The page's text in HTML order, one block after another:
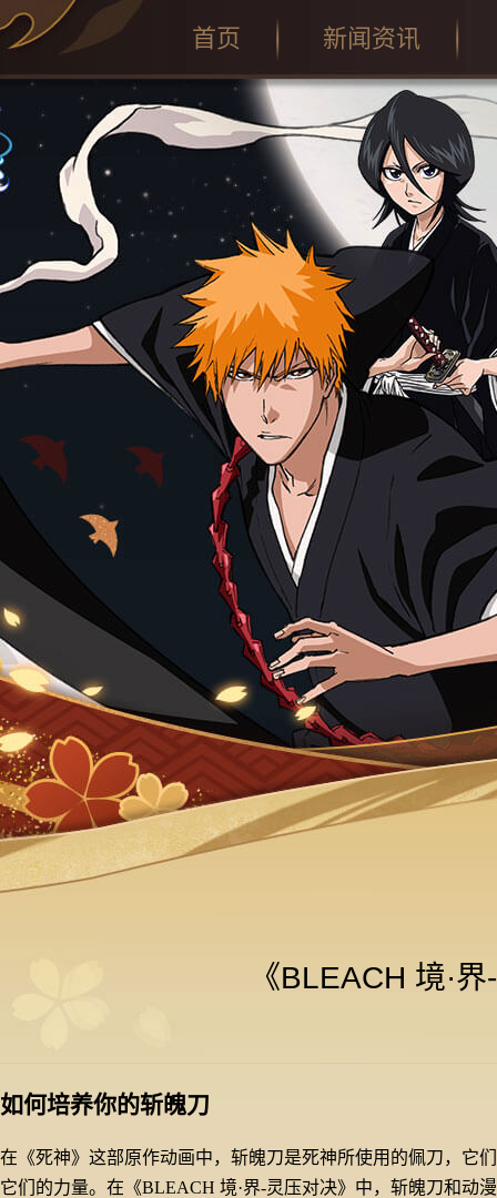
首页 新闻资讯
《BLEACH 境·
如何培养你的斩魄刀
在《死神》这部原作动画中，斩魄刀是死神所使用的佩刀，它
它们的力量。在《BLEACH 境·界-灵压对决》中，斩魄刀和动